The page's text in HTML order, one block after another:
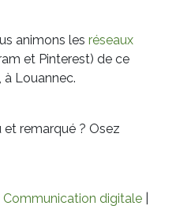
animons les réseaux
et Pinterest) de ce
Louannec.
remarqué ? Osez
Communication digitale